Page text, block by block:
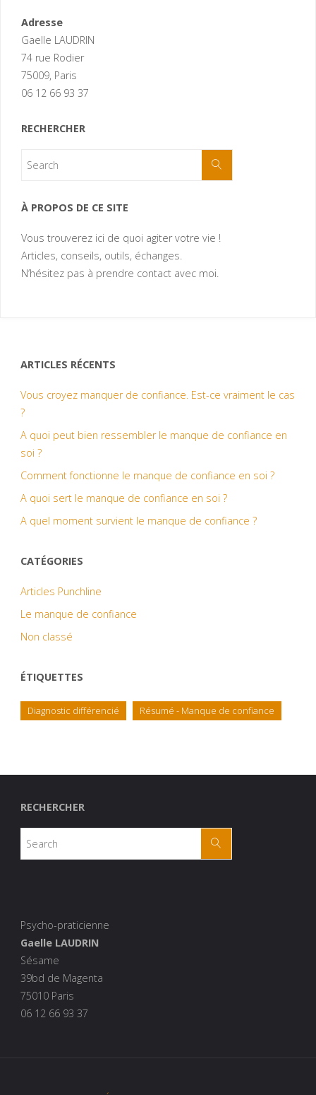
Adresse
Gaelle LAUDRIN
74 rue Rodier
75009, Paris
06 12 66 93 37
RECHERCHER
À PROPOS DE CE SITE
Vous trouverez ici de quoi agiter votre vie !
Articles, conseils, outils, échanges.
N’hésitez pas à prendre contact avec moi.
ARTICLES RÉCENTS
Vous croyez manquer de confiance. Est-ce vraiment le cas
?
A quoi peut bien ressembler le manque de confiance en
soi ?
Comment fonctionne le manque de confiance en soi ?
A quoi sert le manque de confiance en soi ?
A quel moment survient le manque de confiance ?
CATÉGORIES
Articles Punchline
Le manque de confiance
Non classé
ÉTIQUETTES
Diagnostic différencié Résumé - Manque de confiance
RECHERCHER
Psycho-praticienne
Gaelle LAUDRIN
Sésame
39bd de Magenta
75010 Paris
06 12 66 93 37